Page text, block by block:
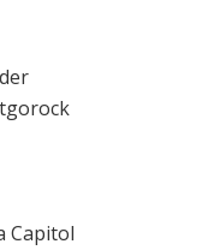
Capitol